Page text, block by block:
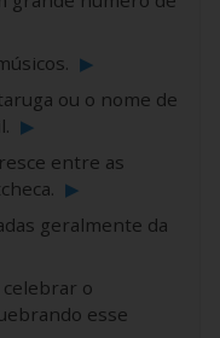
▶
ou o nome de
▶
entre as
▶
geralmente da
o
esse